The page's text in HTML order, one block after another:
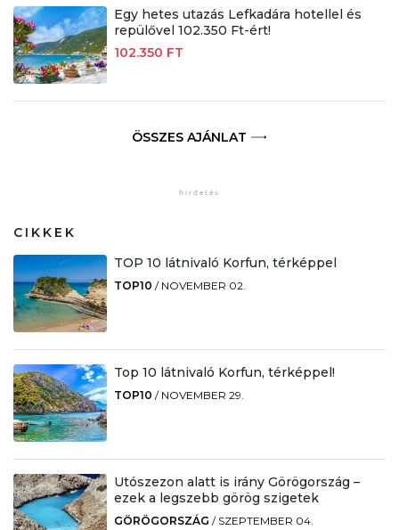
Egy hetes utazás Lefkadára hotellel és
repülővel 102.350 Ft-ért!
102.350 FT
ÖSSZES AJÁNLAT
CIKKEK
TOP 10 látnivaló Korfun, térképpel
TOP10 / NOVEMBER 02.
Top 10 látnivaló Korfun, térképpel!
TOP10 / NOVEMBER 29.
Utószezon alatt is irány Görögország –
ezek a legszebb görög szigetek
GÖRÖGORSZÁG / SZEPTEMBER 04.